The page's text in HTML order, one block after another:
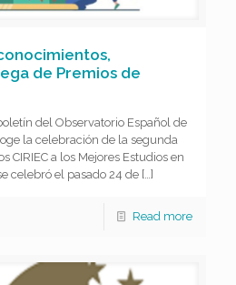
de Premios de
del Observatorio Español de
la celebración de la segunda
CIRIEC a los Mejores Estudios en
celebró el pasado 24 de […]
Read more